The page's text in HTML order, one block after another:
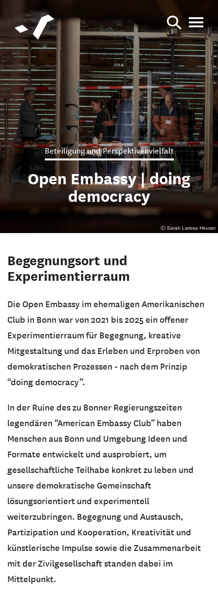
Ⓒ Sarah Larissa Heuser
Beteiligung und Perspektivenvielfalt
Open Embassy | doing
democracy
Begegnungsort und
Experimentierraum
Die Open Embassy im ehemaligen Amerikanischen
Club in Bonn war von 2021 bis 2025 ein offener
Experimentierraum für Begegnung, kreative
Mitgestaltung und das Erleben und Erproben von
demokratischen Prozessen - nach dem Prinzip
“doing democracy”.
In der Ruine des zu Bonner Regierungszeiten
legendären “American Embassy Club” haben
Menschen aus Bonn und Umgebung Ideen und
Formate entwickelt und ausprobiert, um
gesellschaftliche Teilhabe konkret zu leben und
unsere demokratische Gemeinschaft
lösungsorientiert und experimentell
weiterzubringen. Begegnung und Austausch,
Partizipation und Kooperation, Kreativität und
künstlerische Impulse sowie die Zusammenarbeit
mit der Zivilgesellschaft standen dabei im
Mittelpunkt.